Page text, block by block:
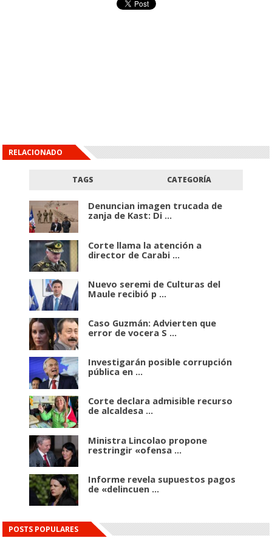
RELACIONADO
TAGS CATEGORÍA
Denuncian imagen trucada de
zanja de Kast: Di ...
Corte llama la atención a
director de Carabi ...
Nuevo seremi de Culturas del
Maule recibió p ...
Caso Guzmán: Advierten que
error de vocera S ...
Investigarán posible corrupción
pública en ...
Corte declara admisible recurso
de alcaldesa ...
Ministra Lincolao propone
restringir «ofensa ...
Informe revela supuestos pagos
de «delincuen ...
POSTS POPULARES